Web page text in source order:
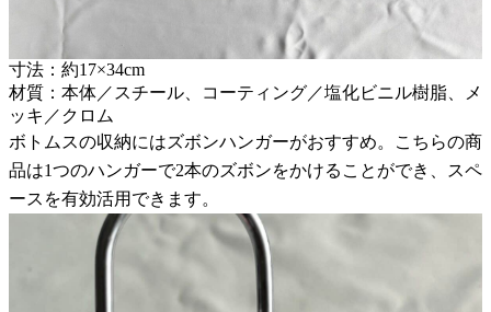
寸法：約17×34cm
材質：本体／スチール、コーティング／塩化ビニル樹脂、メ
ッキ／クロム
ボトムスの収納にはズボンハンガーがおすすめ。こちらの商
品は1つのハンガーで2本のズボンをかけることができ、スペ
ースを有効活用できます。